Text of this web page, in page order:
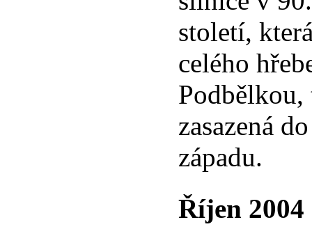
století,
celého
Podbělkou,
zasazená
západu.
Říjen 2004